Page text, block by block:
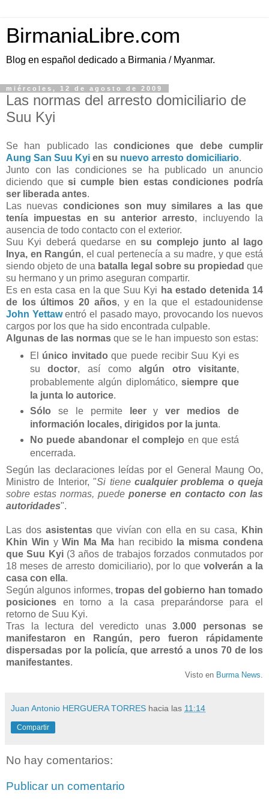
BirmaniaLibre.com
Blog en español dedicado a Birmania / Myanmar.
miércoles, 12 de agosto de 2009
Las normas del arresto domiciliario de
Suu Kyi
Se han publicado lascondiciones que debe cumplir
Aung San Suu Kyi en su nuevo arresto domiciliario.
Junto con las condiciones se ha publicado un anuncio
diciendo quesi cumple bien estas condiciones podría
ser liberada antes.
Las nuevas condiciones son muy similares a las que
tenía impuestas en su anterior arresto, incluyendo la
ausencia de todo contacto con el exterior.
Suu Kyi deberá quedarse ensu complejo junto al lago
Inya, en Rangún, el cual pertenecía a su madre, y que está
siendo objeto de una batalla legal sobre su propiedad que
su hermano y un primo aseguran compartir.
Es en esta casa en la que Suu Kyi ha estado detenida 14
de los últimos 20 años, y en la que el estadounidense
John Yettawentró el pasado mayo, provocando los nuevos
cargos por los que ha sido encontrada culpable.
Algunas de las normas que se le han impuesto son estas:
El único invitado que puede recibir Suu Kyi es
sudoctor, así comoalgún otro visitante,
probablemente algún diplomático, siempre que
la junta lo autorice.
Sólo se le permite leeryver
medios de
información locales, dirigidos por la junta.
No puede abandonar el complejo en que está
encerrada.
Según las declaraciones leídas por el General Maung Oo,
Ministro de Interior, "Si tiene cualquier problema o queja
sobre estas normas, puede ponerse en contacto con las
autoridades".
Las dos asistentasque vivían con ella en su casa,
Khin
Khin Win yWin Ma Ma han recibido la misma condena
que Suu Kyi(3 años de trabajos forzados conmutados por
18 meses de arresto domiciliario), por lo quevolverán a la
casa con ella.
Según algunos informes,tropas del gobierno han tomado
posiciones en torno a la casa preparándorse para el
retorno de Suu Kyi.
Tras la lectura del veredicto unas 3.000 personas se
manifestaron en Rangún, pero fueron rápidamente
dispersadas por la policía, que arrestó a unos 70 de los
manifestantes.
Visto en Burma News.
Juan Antonio HERGUERA TORRES hacia las 11:14
Compartir
No hay comentarios:
Publicar un comentario